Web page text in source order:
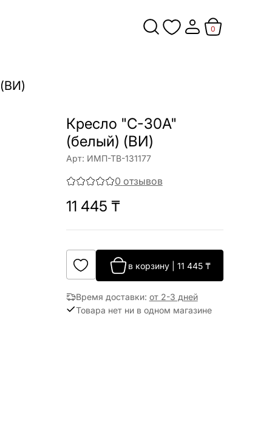
0
Кресло "C-30A"
(белый) (ВИ)
Арт: ИМП-ТВ-131177
0 отзывов
11 445 ₸
в корзину| 11 445₸
Время доставки: от 2-3 дней
Товара нет ни в одном магазине